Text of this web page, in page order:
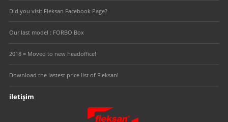
Did you visit Fleksan Facebook Page?
Our last model : FORBO Box
2018 = Moved to new headoffice!
Download the lastest price list of Fleksan!
iletişim